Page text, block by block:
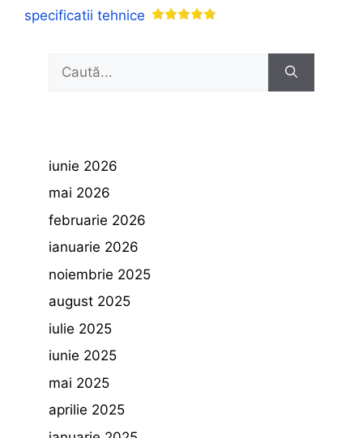
specificatii tehnice
după:
iunie 2026
mai 2026
februarie 2026
ianuarie 2026
noiembrie 2025
august 2025
iulie 2025
iunie 2025
mai 2025
aprilie 2025